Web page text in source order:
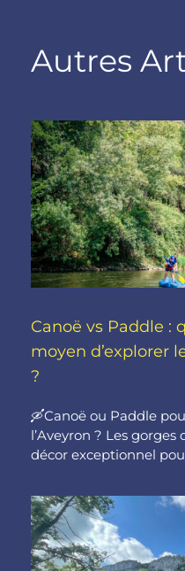
Autres
Canoë vs Paddle :
moyen d’explorer
?
🛶Canoë ou Paddle
l’Aveyron ? Les
décor exceptionnel